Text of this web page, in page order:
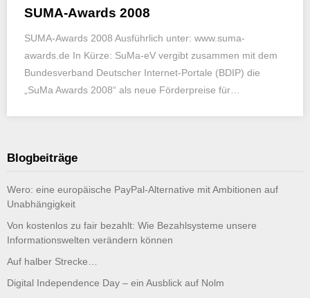
SUMA-Awards 2008
SUMA-Awards 2008 Ausführlich unter: www.suma-
awards.de In Kürze: SuMa-eV vergibt zusammen mit dem
Bundesverband Deutscher Internet-Portale (BDIP) die
„SuMa Awards 2008“ als neue Förderpreise für…
Blogbeiträge
Wero: eine europäische PayPal-Alternative mit Ambitionen auf
Unabhängigkeit
Von kostenlos zu fair bezahlt: Wie Bezahlsysteme unsere
Informationswelten verändern können
Auf halber Strecke…
Digital Independence Day – ein Ausblick auf Nolm